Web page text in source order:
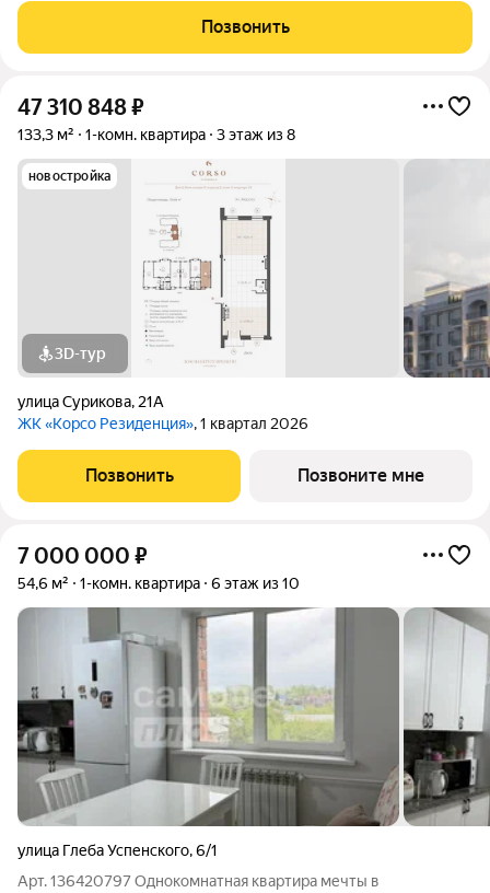
учетом балкона 33,2 кв.м ( без балкона 31,2 кв.м) в ЖК "Сигма"
Преимущества 1. Надежный застройщик 2.
Позвонить
47 310 848₽
133,3 м² 1-комн. квартира 3 этаж из 8
новостройка
3D-тур
улица Сурикова, 21А
ЖК «Корсо Резиденция», 1 квартал 2026
Позвонить Позвоните мне
7 000 000 ₽
54,6 м² 1-комн. квартира 6 этаж из 10
улица Глеба Успенского,6/1
Арт. 136420797 Однокомнатная квартира мечты в